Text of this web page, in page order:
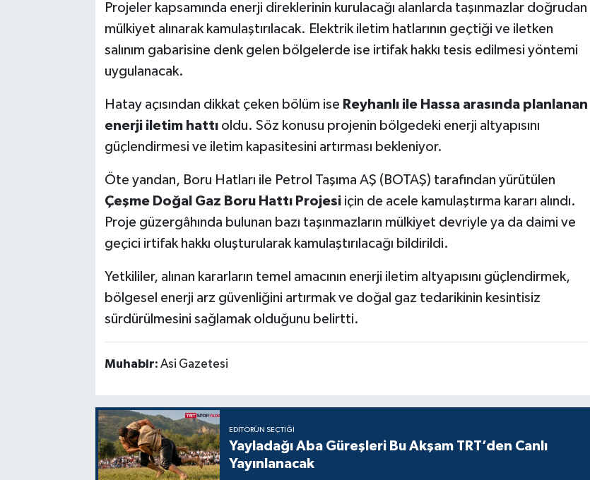
Projeler kapsamında enerji direklerinin kurulacağı alanlarda taşınmazlar doğrudan
mülkiyet alınarak kamulaştırılacak. Elektrik iletim hatlarının geçtiği ve iletken
salınım gabarisine denk gelen bölgelerde ise irtifak hakkı tesis edilmesi yöntemi
uygulanacak.
Hatay açısından dikkat çeken bölüm ise Reyhanlı ile Hassa arasında planlanan
enerji iletim hattıoldu. Söz konusu projenin bölgedeki enerji altyapısını
güçlendirmesi ve iletim kapasitesini artırması bekleniyor.
Öte yandan, Boru Hatları ile Petrol Taşıma AŞ (BOTAŞ) tarafından yürütülen
Çeşme Doğal Gaz Boru Hattı Projesiiçin de acele kamulaştırma kararı alındı.
Proje güzergâhında bulunan bazı taşınmazların mülkiyet devriyle ya da daimi ve
geçici irtifak hakkı oluşturularak kamulaştırılacağı bildirildi.
Yetkililer, alınan kararların temel amacının enerji iletim altyapısını güçlendirmek,
bölgesel enerji arz güvenliğini artırmak ve doğal gaz tedarikinin kesintisiz
sürdürülmesini sağlamak olduğunu belirtti.
Muhabir: Asi Gazetesi
EDITÖRÜN SEÇTIĞI
Yayladağı Aba Güreşleri Bu Akşam TRT’den Canlı
Yayınlanacak